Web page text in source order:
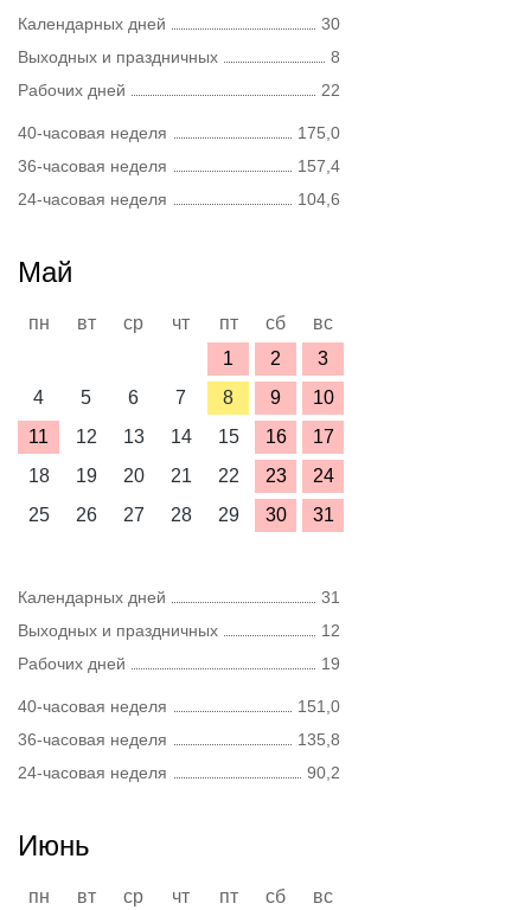
Календарных дней
30
Выходных и праздничных
8
Рабочих дней
22
40-часовая неделя
175,0
36-часовая неделя
157,4
24-часовая неделя
104,6
Май
пн вт ср чт пт сб
вс
1
2
3
4
5 6 7 8 9
10
11
12 13 14 15 16
17
18
19 20 21 22 23
24
25
26 27 28 29 30 31
Календарных дней
31
Выходных и праздничных
12
Рабочих дней
19
40-часовая неделя
151,0
36-часовая неделя
135,8
24-часовая неделя
90,2
Июнь
пн вт ср чт пт сб
вс